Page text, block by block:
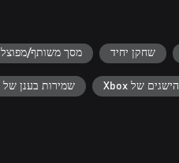
שחקן יחיד מסך משותף/מפוצל
הישגים של Xbox שמירות בענן של Xbox